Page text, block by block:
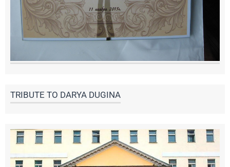
TRIBUTE TO DARYA DUGINА